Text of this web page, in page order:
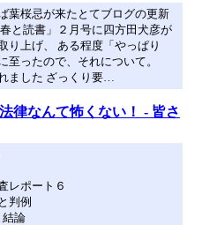
葉桜忌が来たとてブログの更新
と読書」２月号に四方田犬彦が
り上げ、 ある程度「やっぱり
至ったので、それについて。
ました ざっくり要…
法律なんて怖くない！ - 皆さ
レポート６
判例
結論